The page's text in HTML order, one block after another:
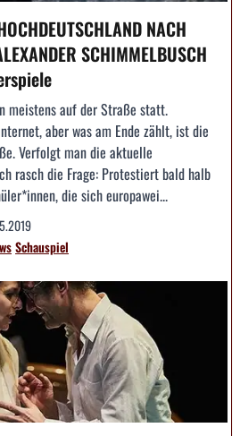
NACH
SCHIMMELBUSCH
meistens auf der Straße statt.
aber was am Ende zählt, ist die
Verfolgt man die aktuelle
rasch die Frage: Protestiert bald halb
die sich europawei...
Schauspiel